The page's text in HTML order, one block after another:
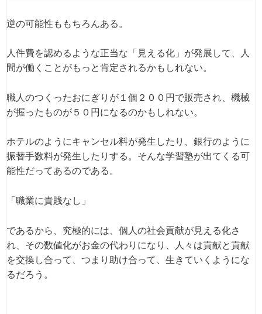
逆の可能性ももちろんある。
人件費を認めるような正当な「見える化」が発展して、人
間が働くことがもっと肯定されるかもしれない。
職人のつくったおにぎりが１個２００円で販売され、機械
が握ったものが５０円になるのかもしれない。
ホテルのようにキャンセル料が発生したり、銀行のように
振替手数料が発生したりする。そんな学習塾が出てくる可
能性だってあるのである。
「職業に貴賎なし」
であるから、究極的には、個人の社会貢献が見える化さ
れ、その数値化がお金の代わりになり、人々は貢献と貢献
を交換し合って、つまり助け合って、生きていくようにな
るだろう。